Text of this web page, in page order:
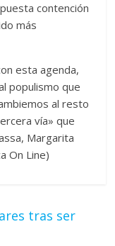
contención
más
esta agenda,
populismo que
al resto
vía» que
Margarita
On Line)
tras ser